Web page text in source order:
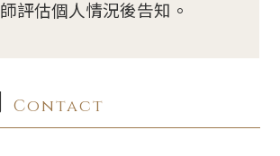
評估個人情況後告知。
Contact